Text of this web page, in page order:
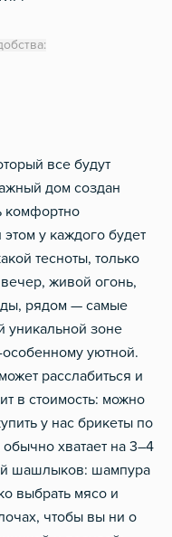
Звукоизоляция
все будут
дом создан
комфортно
у каждого будет
тесноты, только
вечер, живой огонь,
рядом — самые
уникальной зоне
особенному уютной.
расслабиться и
в стоимость: можно
у нас брикеты по
хватает на 3–4
шашлыков: шампура
выбрать мясо и
чтобы вы ни о